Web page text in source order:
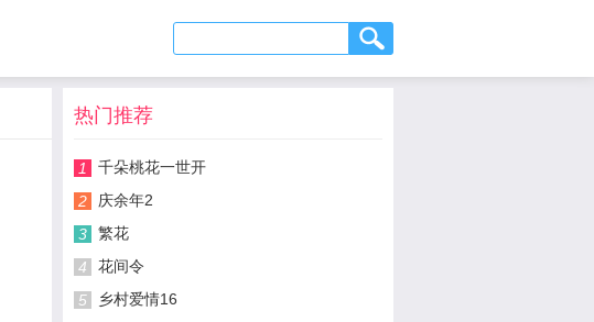
热门推荐
1
千朵桃花一世开
2
庆余年2
3
繁花
4
花间令
5
乡村爱情16